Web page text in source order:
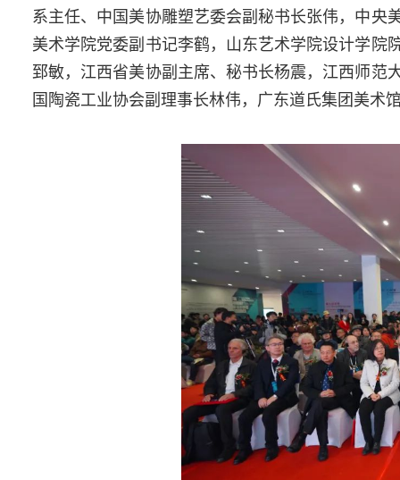
系主任、中国美协雕塑艺委会副秘书长张伟，中
美术学院党委副书记李鹤，山东艺术学院设计学
郅敏，江西省美协副主席、秘书长杨震，江西师
国陶瓷工业协会副理事长林伟，广东道氏集团美术